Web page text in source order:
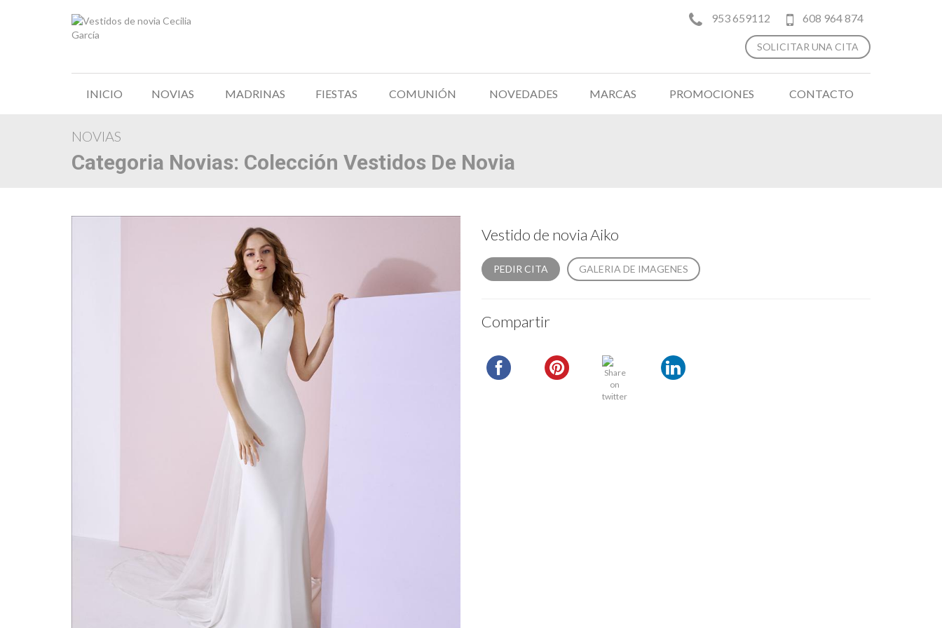
953 659112 608 964 874
SOLICITAR UNA CITA
INICIO NOVIAS MADRINAS FIESTAS COMUNIÓN NOVEDADES MARCAS PROMOCIONES CONTACTO
NOVIAS
Categoria Novias: Colección Vestidos De Novia
Vestido de novia Aiko
PEDIR CITA GALERIA DE IMAGENES
Compartir